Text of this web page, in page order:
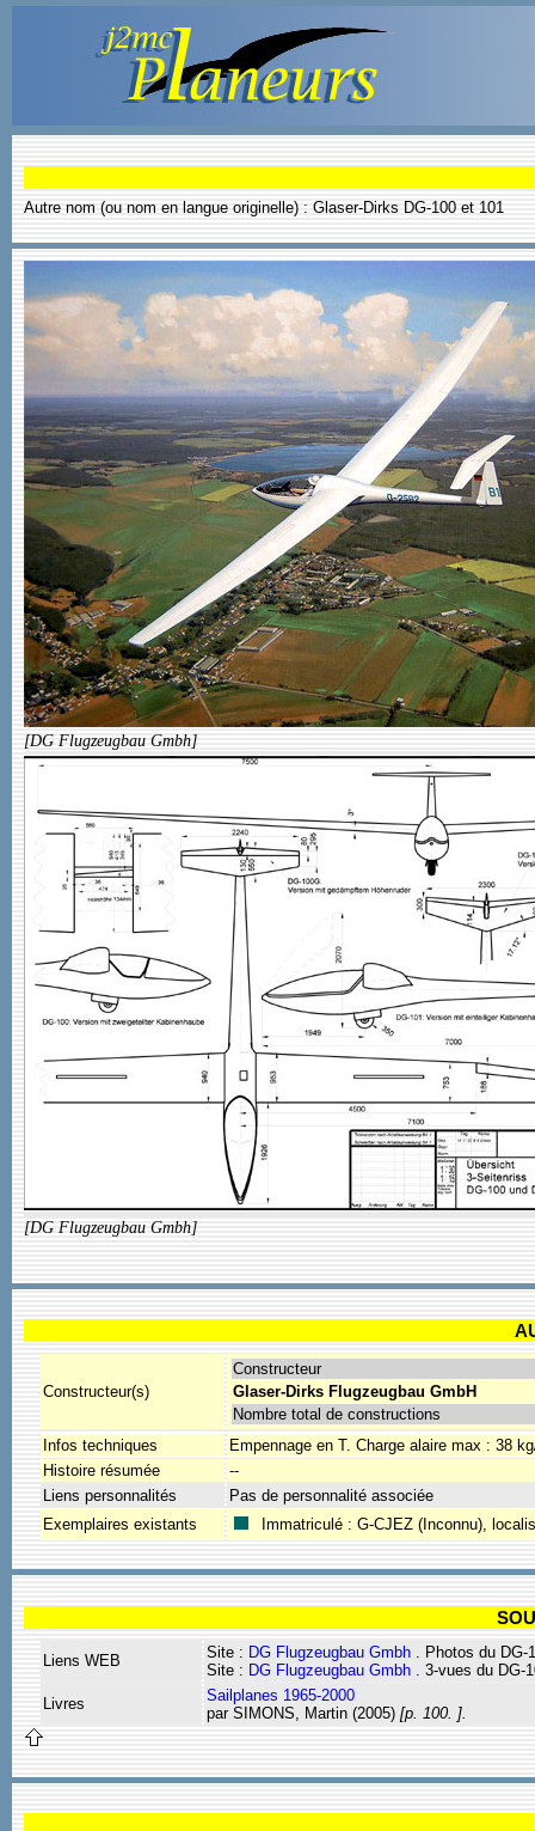
Autre nom (ou nom en langue originelle) : Glaser-Dirks DG-100 et 101
[DG Flugzeugbau Gmbh]
[DG Flugzeugbau Gmbh]
Constructeur(s)
Constructeur
Glaser-Dirks Flugzeugbau GmbH
Nombre total de constructions
Infos techniques
Empennage en T. Charge alaire max : 38
Histoire résumée
--
Liens personnalités
Pas de personnalité associée
Exemplaires existants
Immatriculé : G-CJEZ (Inconnu),
Liens WEB Site : DG Flugzeugbau Gmbh . Photos du
Site : DG Flugzeugbau Gmbh . 3-vues du DG-
Livres
Sailplanes 1965-2000
par SIMONS, Martin (2005) [p. 100. ].